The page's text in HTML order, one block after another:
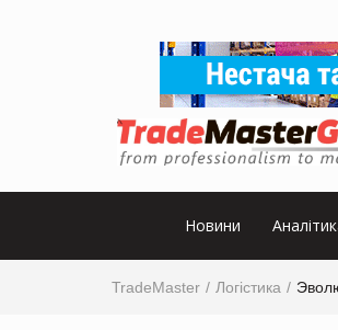
Новини
TradeMaster Логістика